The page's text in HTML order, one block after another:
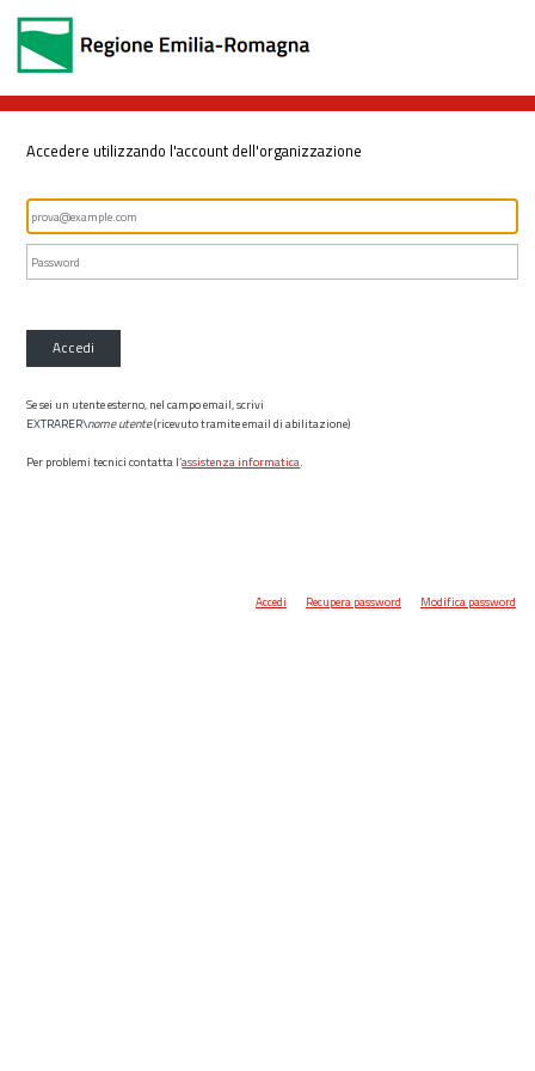
Accedere utilizzando l'account dell'organizzazione
Accedi
Se sei un utente esterno, nel campo email, scrivi
EXTRARER\nome utente(ricevuto tramite email di abilitazione)
Per problemi tecnici contatta l’assistenza informatica.
Accedi Recupera password Modifica password